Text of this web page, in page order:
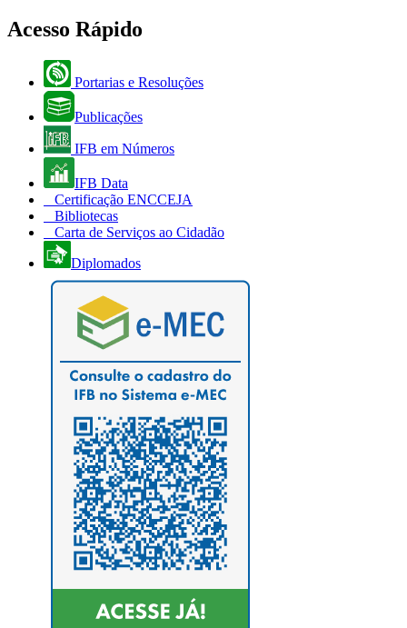
Acesso Rápido
Portarias e Resoluções
Publicações
IFB em Números
IFB Data
Certificação ENCCEJA
Bibliotecas
Carta de Serviços ao Cidadão
Diplomados